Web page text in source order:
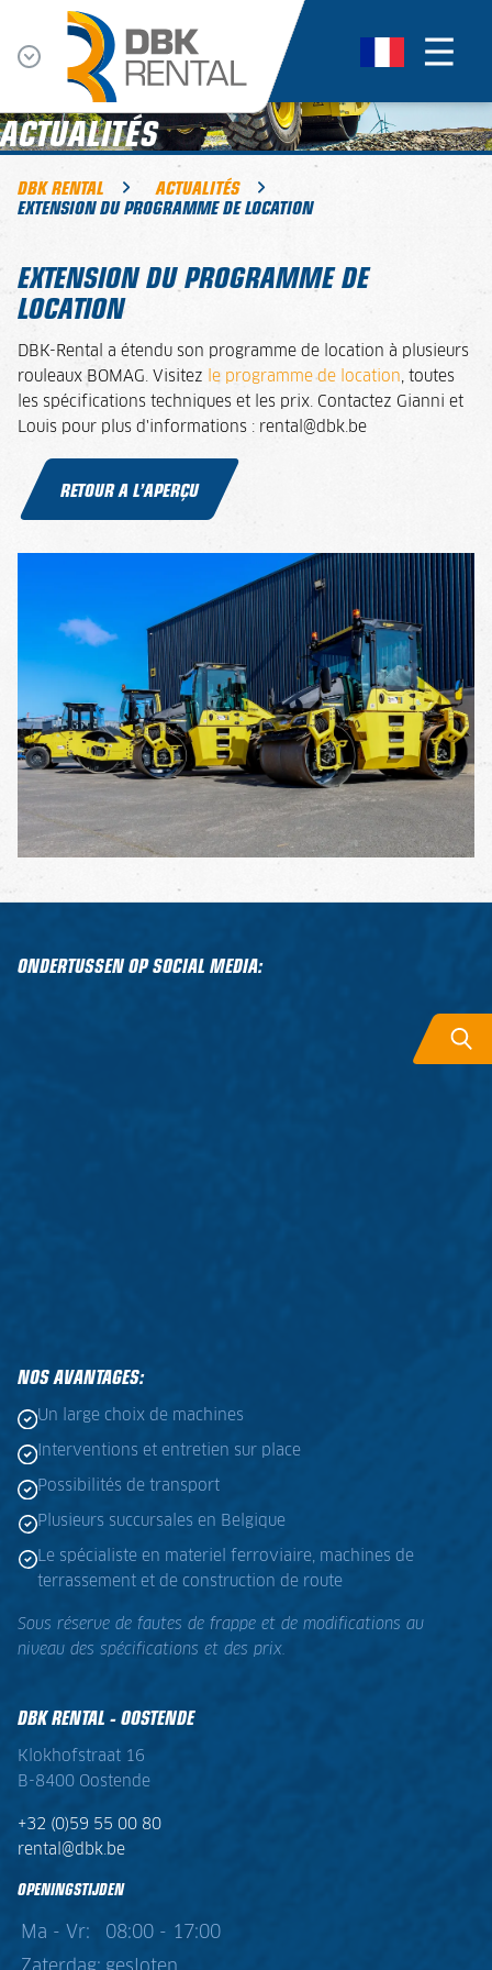
ACTUALITÉS
DBK RENTAL ACTUALITÉS
EXTENSION DU PROGRAMME DE LOCATION
EXTENSION DU PROGRAMME DE
LOCATION
DBK-Rental a étendu son programme de location à plusieurs
rouleaux BOMAG. Visitez
le programme de location, toutes
les spécifications techniques et les prix. Contactez Gianni et
Louis pour plus d'informations : rental@dbk.be
RETOUR A L’APERÇU
ONDERTUSSEN OP SOCIAL MEDIA:
NOS AVANTAGES:
Un large choix de machines
Interventions et entretien sur place
Possibilités de transport
Plusieurs succursales en Belgique
Le spécialiste en materiel ferroviaire, machines de
terrassement et de construction de route
Sous réserve de fautes de frappe et de modifications au
niveau des spécifications et des prix.
DBK RENTAL - OOSTENDE
Klokhofstraat 16
B-8400 Oostende
+32 (0)59 55 00 80
rental@dbk.be
OPENINGSTIJDEN
Ma - Vr:
08:00 - 17:00
Zaterdag: gesloten